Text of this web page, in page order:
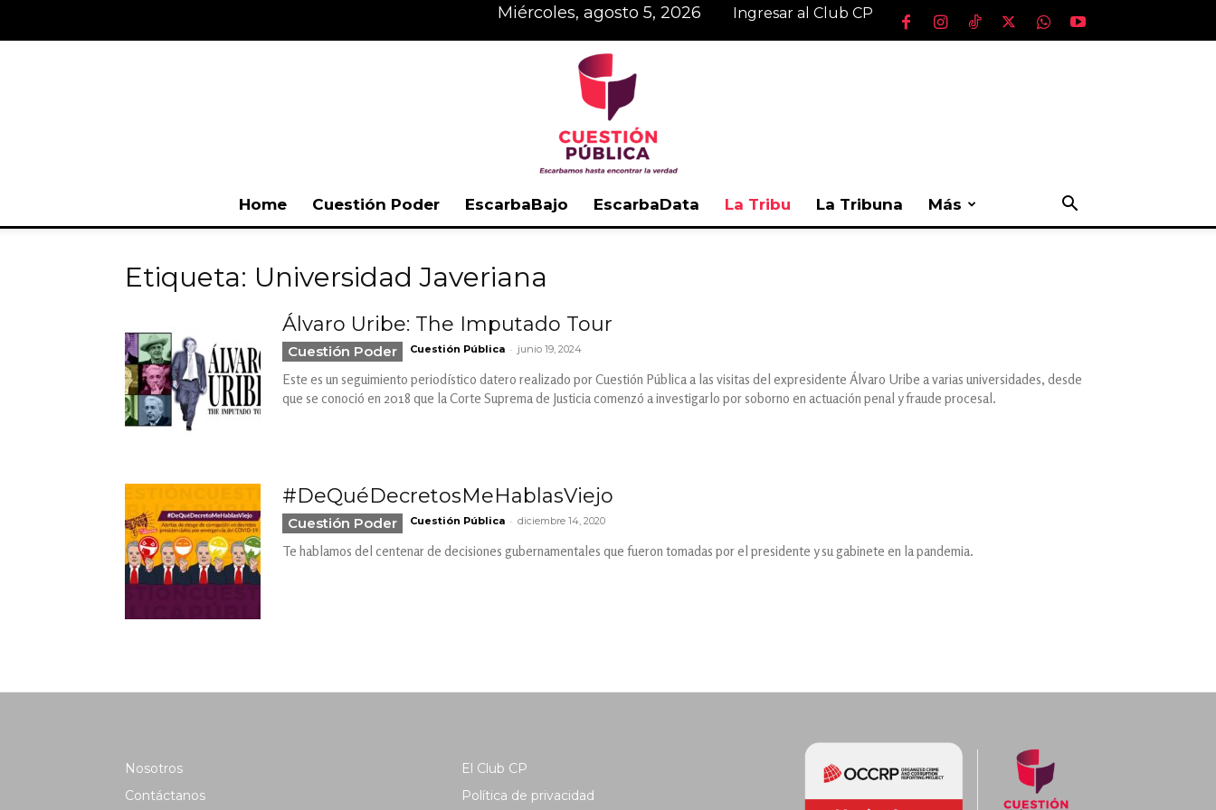
miércoles, agosto 5, 2026 Ingresar al Club CP
Home Cuestión Poder EscarbaBajo EscarbaData La Tribu La Tribuna Más
Etiqueta: Universidad Javeriana
Álvaro Uribe: The Imputado Tour
Cuestión Poder Cuestión Pública - junio 19, 2024
Este es un seguimiento periodístico datero realizado por Cuestión Pública a las visitas del expresidente Álvaro Uribe a varias universidades, desde
que se conoció en 2018 que la Corte Suprema de Justicia comenzó a investigarlo por soborno en actuación penal y fraude procesal.
#DeQuéDecretosMeHablasViejo
Cuestión Poder Cuestión Pública - diciembre 14, 2020
Te hablamos del centenar de decisiones gubernamentales que fueron tomadas por el presidente y su gabinete en la pandemia.
Nosotros
Contáctanos
El Club CP
Política de privacidad